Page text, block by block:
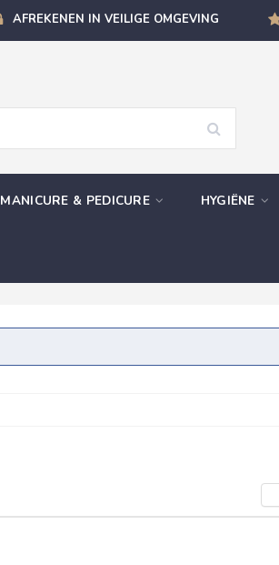
AFREKENEN IN VEILIGE OMGEVING
MANICURE & PEDICURE HYGIËNE